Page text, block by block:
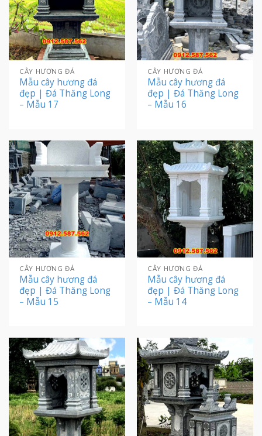
CÂY HƯƠNG ĐÁ
Mẫu cây hương đá
đẹp | Đá Thăng Long
– Mẫu 17
CÂY HƯƠNG ĐÁ
Mẫu cây hương đá
đẹp | Đá Thăng Long
– Mẫu 16
CÂY HƯƠNG ĐÁ
Mẫu cây hương đá
đẹp | Đá Thăng Long
– Mẫu 15
CÂY HƯƠNG ĐÁ
Mẫu cây hương đá
đẹp | Đá Thăng Long
– Mẫu 14